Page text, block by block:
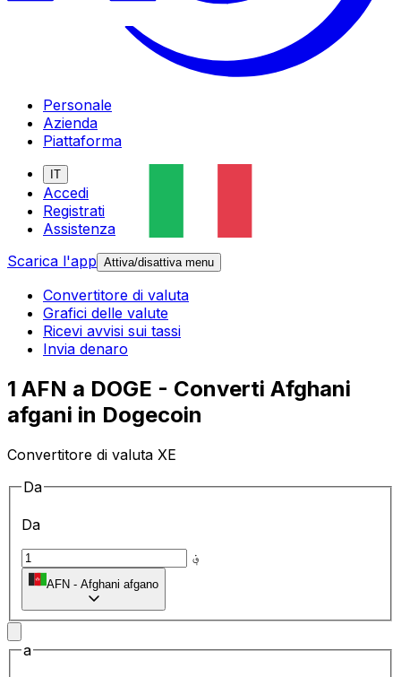
Personale
Azienda
Piattaforma
IT
Accedi
Registrati
Assistenza
Scarica l'app Attiva/disattiva menu
Convertitore di valuta
Grafici delle valute
Ricevi avvisi sui tassi
Invia denaro
1 AFN a DOGE - Converti Afghani
afgani in Dogecoin
Convertitore di valuta XE
Da
Da
؋
AFN - Afghani afgano
a